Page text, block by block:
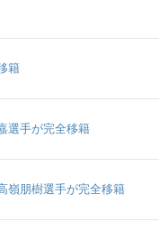
籍
選手が完全移籍
嶺朋樹選手が完全移籍